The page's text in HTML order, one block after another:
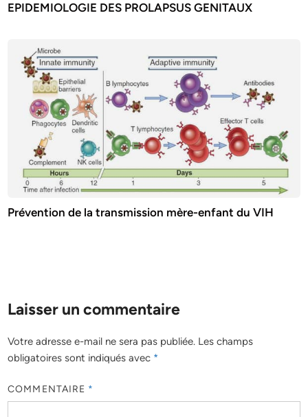
EPIDEMIOLOGIE DES PROLAPSUS GENITAUX
Prévention de la transmission mère-enfant du VIH
Laisser un commentaire
Votre adresse e-mail ne sera pas publiée. Les champs
obligatoires sont indiqués avec *
COMMENTAIRE *